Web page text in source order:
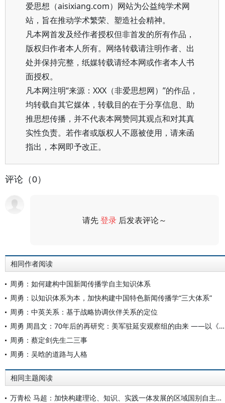
爱思想（aisixiang.com）网站为公益纯学术网
站，旨在推动学术繁荣、塑造社会精神。
凡本网首发及经作者授权但非首发的所有作品，
版权归作者本人所有。网络转载请注明作者、出
处并保持完整，纸媒转载请经本网或作者本人书
面授权。
凡本网注明“来源：XXX（非爱思想网）”的作品，
均转载自其它媒体，转载目的在于分享信息、助
推思想传播，并不代表本网赞同其观点和对其真
实性负责。若作者或版权人不愿被使用，请来函
指出，本网即予改正。
评论（0）
请先登录 后发表评论～
相同作者阅读
周勇：如何建构中国新闻传播学自主知识体系
周勇：以知识体系为本，加快构建中国特色新闻传播学“三大体系”
周勇：中英关系：基于战略协调伙伴关系的定位
周勇 周昌文：70年后的再研究：美军驻延安观察组的由来 ——以《美国对外关系文件集》为基础的考察（1942—1944）
周勇：蔡定剑先生二三事
周勇：吴晗的道路与人格
相同主题阅读
万青松 马超：加快构建理论、知识、实践一体发展的区域国别自主知识体系